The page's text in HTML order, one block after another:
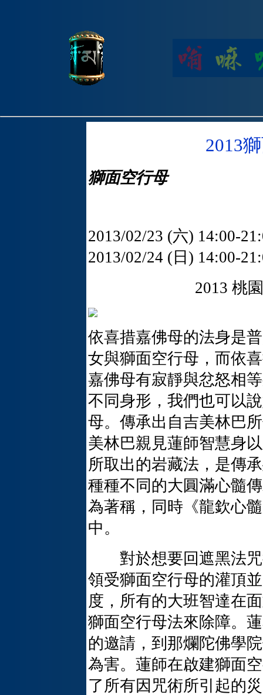
2013
獅面空行母
2013/02/23 (六) 14:00-
2013/02/24 (日) 14:00-
2013 桃園中心
依喜措嘉佛母的法身是
女與獅面空行母，而依
嘉佛母有寂靜與忿怒相
不同身形，我們也可以
母。傳承出自吉美林巴
美林巴親見蓮師智慧身
所取出的岩藏法，是傳
種種不同的大圓滿心髓
為著稱，同時《龍欽心
中。
對於想要回遮黑法咒
領受獅面空行母的灌頂
度，所有的大班智達在
獅面空行母法來除障。
的邀請，到那爛陀佛學
為害。蓮師在啟建獅面
了所有因咒術所引起的